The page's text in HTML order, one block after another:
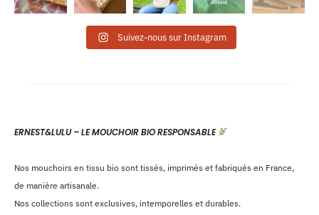
Suivez-nous sur Instagram
ERNEST&LULU – LE MOUCHOIR BIO RESPONSABLE
Nos mouchoirs en tissu bio sont tissés, imprimés et fabriqués en France,
de manière artisanale.
Nos collections sont exclusives, intemporelles et durables.